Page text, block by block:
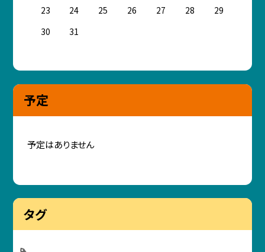
23
24 25 26 27 28
29
30
31
予定
予定はありません
タグ